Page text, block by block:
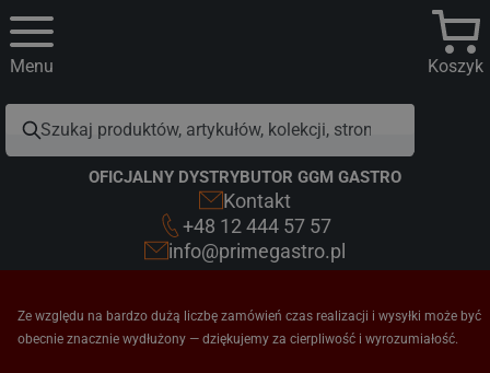
Koszyk
Menu
OFICJALNY DYSTRYBUTOR GGM GASTRO
Kontakt
+48 12 444 57 57
info@primegastro.pl
Ze względu na bardzo dużą liczbę zamówień czas realizacji i wysyłki może być
obecnie znacznie wydłużony — dziękujemy za cierpliwość i wyrozumiałość.